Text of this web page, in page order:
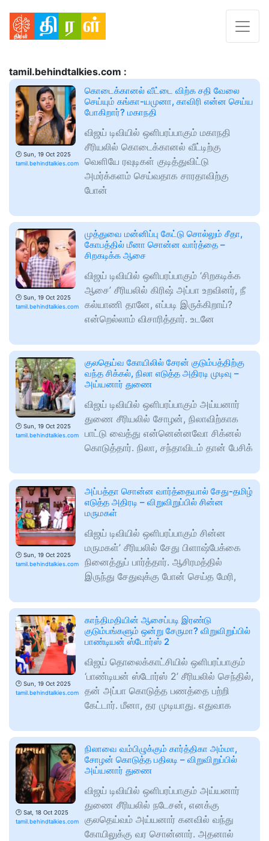
tamil.behindtalkies.com :
🕑 Sun, 19 Oct 2025
tamil.behindtalkies.com
கொடைக்கானல் வீட்டை விற்க சதி வேலை
செய்யும் கங்கா-யமுனா, காவிரி என்ன செய்ய
போகிறார்? மகாநதி
விஜய் டிவியில் ஒளிபரப்பாகும் மகாநதி
சீரியலில் கொடைக்கானல் வீட்டிற்கு
வெளியே ரவுடிகள் குடித்துவிட்டு
அமர்க்களம் செய்வதாக சாரதாவிற்கு
போன்
🕑 Sun, 19 Oct 2025
tamil.behindtalkies.com
முத்துவை மன்னிப்பு கேட்டு சொல்லும் சீதா,
கோபத்தில் மீனா சொன்ன வார்த்தை –
சிறகடிக்க ஆசை
விஜய் டிவியில் ஒளிபரப்பாகும் ‘சிறகடிக்க
ஆசை’ சீரியலில் கிரிஷ் அப்பா உறவினர், நீ
கல்யாணி தானே, எப்படி இருக்கிறாய்?
என்றெல்லாம் விசாரித்தார். உடனே
🕑 Sun, 19 Oct 2025
tamil.behindtalkies.com
குலதெய்வ கோயிலில் சேரன் குடும்பத்திற்கு
வந்த சிக்கல், நிலா எடுத்த அதிரடி முடிவு –
அய்யனார் துணை
விஜய் டிவியில் ஒளிபரப்பாகும் அய்யனார்
துணை சீரியலில் சோழன், நிலாவிற்காக
பாட்டு வைத்து என்னென்னவோ சிக்னல்
கொடுத்தார். நிலா, சந்தாவிடம் தான் பேசிக்
🕑 Sun, 19 Oct 2025
tamil.behindtalkies.com
அப்பத்தா சொன்ன வார்த்தையால் சேது-தமிழ்
எடுத்த அதிரடி – விறுவிறுப்பில் சின்ன
மருமகள்
விஜய் டிவியில் ஒளிபரப்பாகும் சின்ன
மருமகள்’ சீரியலில் சேது பிளாஷ்பேக்கை
நினைத்துப் பார்த்தார். ஆசிரமத்தில்
இருந்து சேதுவுக்கு போன் செய்த மேரி,
🕑 Sun, 19 Oct 2025
tamil.behindtalkies.com
காந்திமதியின் ஆசைப்படி இரண்டு
குடும்பங்களும் ஒன்று சேருமா? விறுவிறுப்பில்
பாண்டியன் ஸ்டோர்ஸ் 2
விஜய் தொலைக்காட்சியில் ஒளிபரப்பாகும்
‘பாண்டியன் ஸ்டோர்ஸ் 2’ சீரியலில் செந்தில்,
தன் அப்பா கொடுத்த பணத்தை பற்றி
கேட்டார். மீனா, தர முடியாது. எதுவாக
🕑 Sat, 18 Oct 2025
tamil.behindtalkies.com
நிலாவை வம்பிழுக்கும் கார்த்திகா அம்மா,
சோழன் கொடுத்த பதிலடி – விறுவிறுப்பில்
அய்யனார் துணை
விஜய் டிவியில் ஒளிபரப்பாகும் அய்யனார்
துணை சீரியலில் நடேசன், எனக்கு
குலதெய்வம் அய்யனார் கனவில் வந்து
கோயிலுக்கு வர சொன்னார். அதனால்